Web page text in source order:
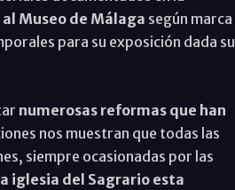
Museo de Málaga según marca
para su exposición dada su
numerosas reformas que han
nos muestran que todas las
siempre ocasionadas por las
iglesia del Sagrario esta